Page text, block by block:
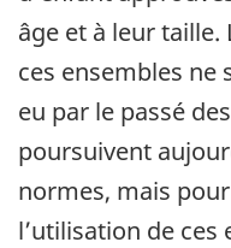
âge et à leur taille.
ces ensembles ne
eu par le passé
poursuivent
normes, mais
l’utilisation de